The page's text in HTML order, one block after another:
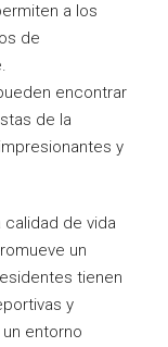
a los
de
encontrar
de la
y
calidad de vida
un
tienen
y
entorno